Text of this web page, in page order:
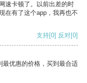
速卡顿了。以前出差的时
在有了这个app，我再也不
支持[0] 反对[0]
最优惠的价格，买到最合适